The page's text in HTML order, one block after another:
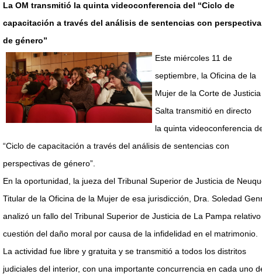
La OM transmitió la quinta videoconferencia del “Ciclo de
capacitación a través del análisis de sentencias con
de género”
Este miércoles 11 de
septiembre, la Oficina de la
Mujer de la Corte de
Salta transmitió en directo
la quinta videoconferencia
“Ciclo de capacitación a través del análisis de sentencias con
perspectivas de género”.
En la oportunidad, la jueza del Tribunal Superior de Justicia de
Titular de la Oficina de la Mujer de esa jurisdicción, Dra. Soledad
analizó un fallo del Tribunal Superior de Justicia de La Pampa
cuestión del daño moral por causa de la infidelidad en el matrimonio.
La actividad fue libre y gratuita y se transmitió a todos los distritos
judiciales del interior, con una importante concurrencia en cada uno